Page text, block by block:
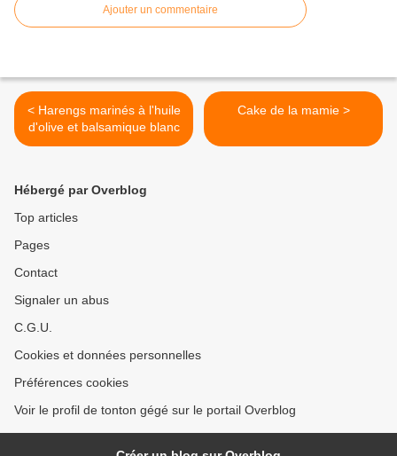
Ajouter un commentaire
< Harengs marinés à l'huile
d'olive et balsamique blanc
Cake de la mamie >
Hébergé par Overblog
Top articles
Pages
Contact
Signaler un abus
C.G.U.
Cookies et données personnelles
Préférences cookies
Voir le profil de tonton gégé sur le portail Overblog